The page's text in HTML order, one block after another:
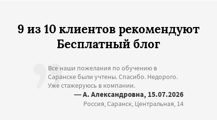
9 из 10 клиентов рекомендуют
Бесплатный блог
Все наши пожелания по обучению в
Саранске были учтены. Спасибо. Недорого.
Уже стажеруюсь в компании.
— А. Александровна, 15.07.2026
Россия, Саранск, Центральная, 14